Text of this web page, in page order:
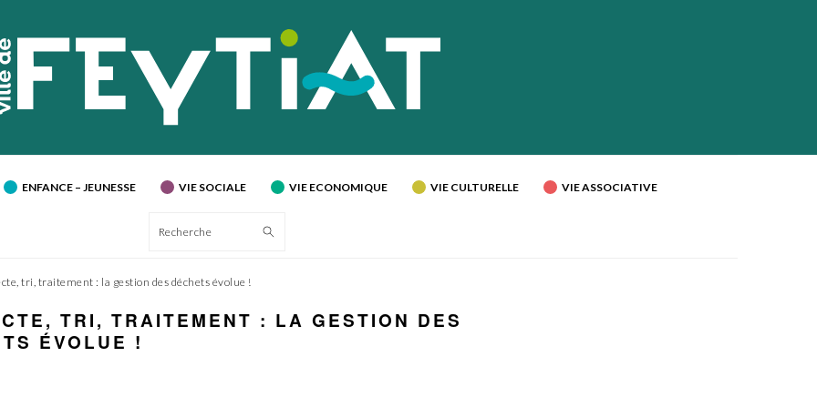
ENFANCE – JEUNESSE VIE SOCIALE VIE ECONOMIQUE VIE CULTURELLE VIE ASSOCIATIVE
Recherche
tri, traitement : la gestion des déchets évolue !
TRI, TRAITEMENT : LA GESTION DES
ÉVOLUE !